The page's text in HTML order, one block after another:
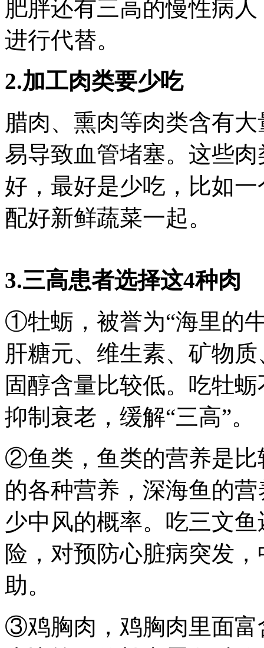
肥胖还有三高的慢性病
进行代替。
2.加工肉类要少吃
腊肉、熏肉等肉类含有
易导致血管堵塞。这些
好，最好是少吃，比如
配好新鲜蔬菜一起。
3.三高患者选择这4种肉
①牡蛎，被誉为“海里的
肝糖元、维生素、矿物
固醇含量比较低。吃牡
抑制衰老，缓解“三高”。
②鱼类，鱼类的营养是比
的各种营养，深海鱼的
少中风的概率。吃三文
险，对预防心脏病突发
助。
③鸡胸肉，鸡胸肉里面富